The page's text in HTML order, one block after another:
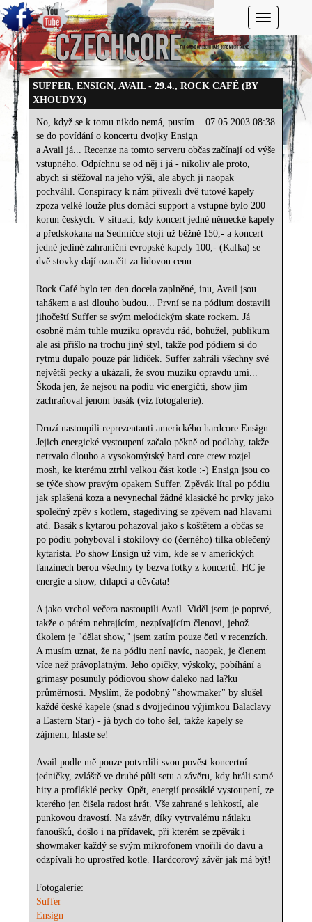
Toggle
SUFFER, ENSIGN, AVAIL - 29.4., ROCK CAFÉ (BY
XHOUDYX)
07.05.2003 08:38
No, když se k tomu nikdo nemá, pustím
se do povídání o koncertu dvojky Ensign
a Avail já... Recenze na tomto serveru občas začínají od výše
vstupného. Odpíchnu se od něj i já - nikoliv ale proto,
abych si stěžoval na jeho výši, ale abych ji naopak
pochválil. Conspiracy k nám přivezli dvě tutové kapely
zpoza velké louže plus domácí support a vstupné bylo 200
korun českých. V situaci, kdy koncert jedné německé kapely
a předskokana na Sedmičce stojí už běžně 150,- a koncert
jedné jediné zahraniční evropské kapely 100,- (Kafka) se
dvě stovky dají označit za lidovou cenu.
Rock Café bylo ten den docela zaplněné, inu, Avail jsou
tahákem a asi dlouho budou... První se na pódium dostavili
jihočeští Suffer se svým melodickým skate rockem. Já
osobně mám tuhle muziku opravdu rád, bohužel, publikum
ale asi přišlo na trochu jiný styl, takže pod pódiem si do
rytmu dupalo pouze pár lidiček. Suffer zahráli všechny své
největší pecky a ukázali, že svou muziku opravdu umí...
Škoda jen, že nejsou na pódiu víc energičtí, show jim
zachraňoval jenom basák (viz fotogalerie).
Druzí nastoupili reprezentanti amerického hardcore Ensign.
Jejich energické vystoupení začalo pěkně od podlahy, takže
netrvalo dlouho a vysokomýtský hard core crew rozjel
mosh, ke kterému ztrhl velkou část kotle :-) Ensign jsou co
se týče show pravým opakem Suffer. Zpěvák lítal po pódiu
jak splašená koza a nevynechal žádné klasické hc prvky jako
společný zpěv s kotlem, stagediving se zpěvem nad hlavami
atd. Basák s kytarou pohazoval jako s koštětem a občas se
po pódiu pohyboval i stokilový do (černého) tílka oblečený
kytarista. Po show Ensign už vím, kde se v amerických
fanzinech berou všechny ty bezva fotky z koncertů. HC je
energie a show, chlapci a děvčata!
A jako vrchol večera nastoupili Avail. Viděl jsem je poprvé,
takže o pátém nehrajícím, nezpívajícím členovi, jehož
úkolem je "dělat show," jsem zatím pouze četl v recenzích.
A musím uznat, že na pódiu není navíc, naopak, je členem
více než právoplatným. Jeho opičky, výskoky, pobíhání a
grimasy posunuly pódiovou show daleko nad la?ku
průměrnosti. Myslím, že podobný "showmaker" by slušel
každé české kapele (snad s dvojjedinou výjimkou Balaclavy
a Eastern Star) - já bych do toho šel, takže kapely se
zájmem, hlaste se!
Avail podle mě pouze potvrdili svou pověst koncertní
jedničky, zvláště ve druhé půli setu a závěru, kdy hráli samé
hity a profláklé pecky. Opět, energií prosáklé vystoupení, ze
kterého jen čišela radost hrát. Vše zahrané s lehkostí, ale
punkovou dravostí. Na závěr, díky vytrvalému nátlaku
fanoušků, došlo i na přídavek, při kterém se zpěvák i
showmaker každý se svým mikrofonem vnořili do davu a
odzpívali ho uprostřed kotle. Hardcorový závěr jak má být!
Fotogalerie:
Suffer
Ensign